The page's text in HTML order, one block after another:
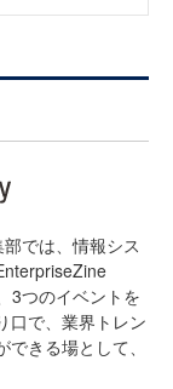
では、情報シス
3つのイベントを
口で、業界トレン
きる場として、